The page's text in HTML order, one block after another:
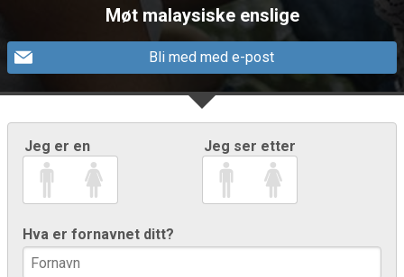
Møt malaysiske enslige
Bli med med e-post
Jeg er en Jeg ser etter
Hva er fornavnet ditt?